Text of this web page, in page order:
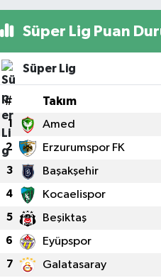
Süper Lig Puan
Süper Lig
# Takım
1 Amed
2 Erzurumspor FK
3 Başakşehir
4 Kocaelispor
5 Beşiktaş
6 Eyüpspor
7 Galatasaray